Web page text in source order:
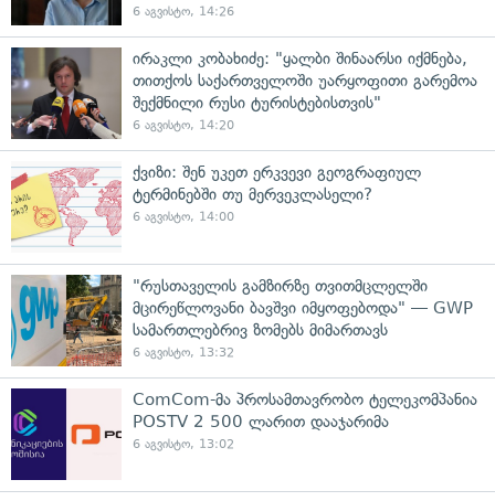
6 აგვისტო, 14:26
ირაკლი კობახიძე: "ყალბი შინაარსი იქმნება,
თითქოს საქართველოში უარყოფითი გარემოა
შექმნილი რუსი ტურისტებისთვის"
6 აგვისტო, 14:20
ქვიზი: შენ უკეთ ერკვევი გეოგრაფიულ
ტერმინებში თუ მერვეკლასელი?
6 აგვისტო, 14:00
"რუსთაველის გამზირზე თვითმცლელში
მცირეწლოვანი ბავშვი იმყოფებოდა" — GWP
სამართლებრივ ზომებს მიმართავს
6 აგვისტო, 13:32
ComCom-მა პროსამთავრობო ტელეკომპანია
POSTV 2 500 ლარით დააჯარიმა
6 აგვისტო, 13:02